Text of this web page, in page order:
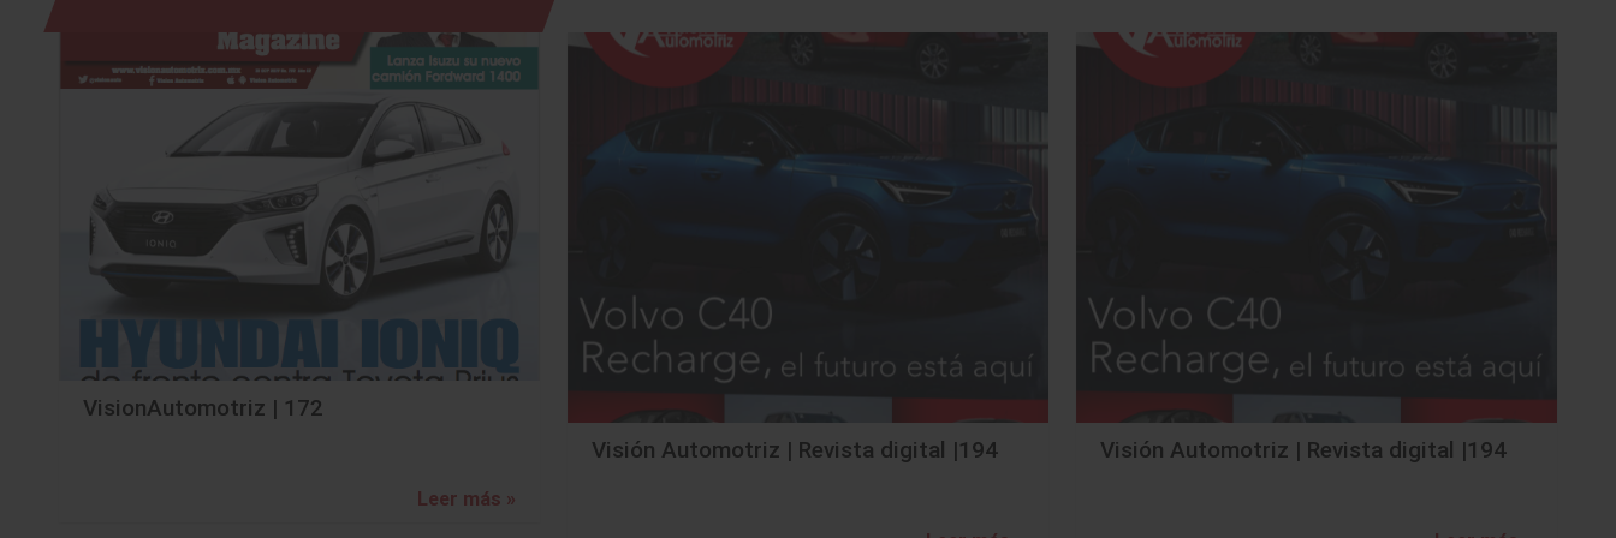
VisionAutomotriz | 172
Leer más »
Visión Automotriz | Revista digital |194 Visión Automotriz | Revista digital |194